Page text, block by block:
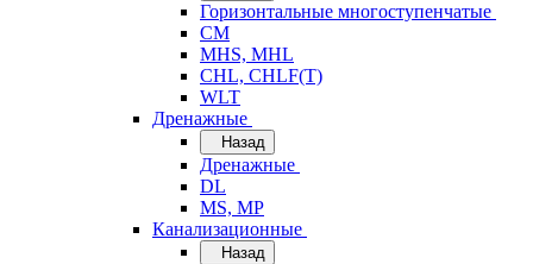
Горизонтальные многоступенчатые
CM
MHS, MHL
CHL, CHLF(T)
WLT
Дренажные
Назад
Дренажные
DL
MS, MP
Канализационные
Назад